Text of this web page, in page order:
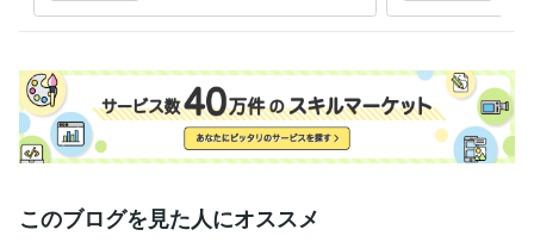
このブログを見た人にオススメ